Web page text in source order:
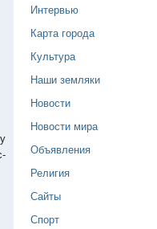
Интервью
Карта города
Культура
Наши земляки
Новости
Новости мира
Объявления
Религия
Сайты
Спорт